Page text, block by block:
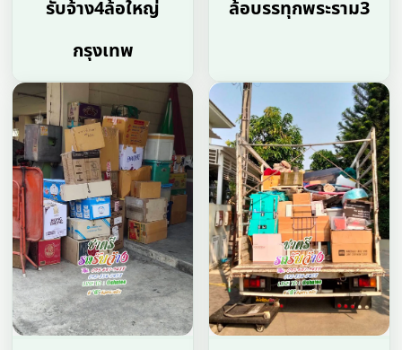
รับจ้าง4ล้อใหญ่
กรุงเทพ
ล้อบรรทุกพระราม3